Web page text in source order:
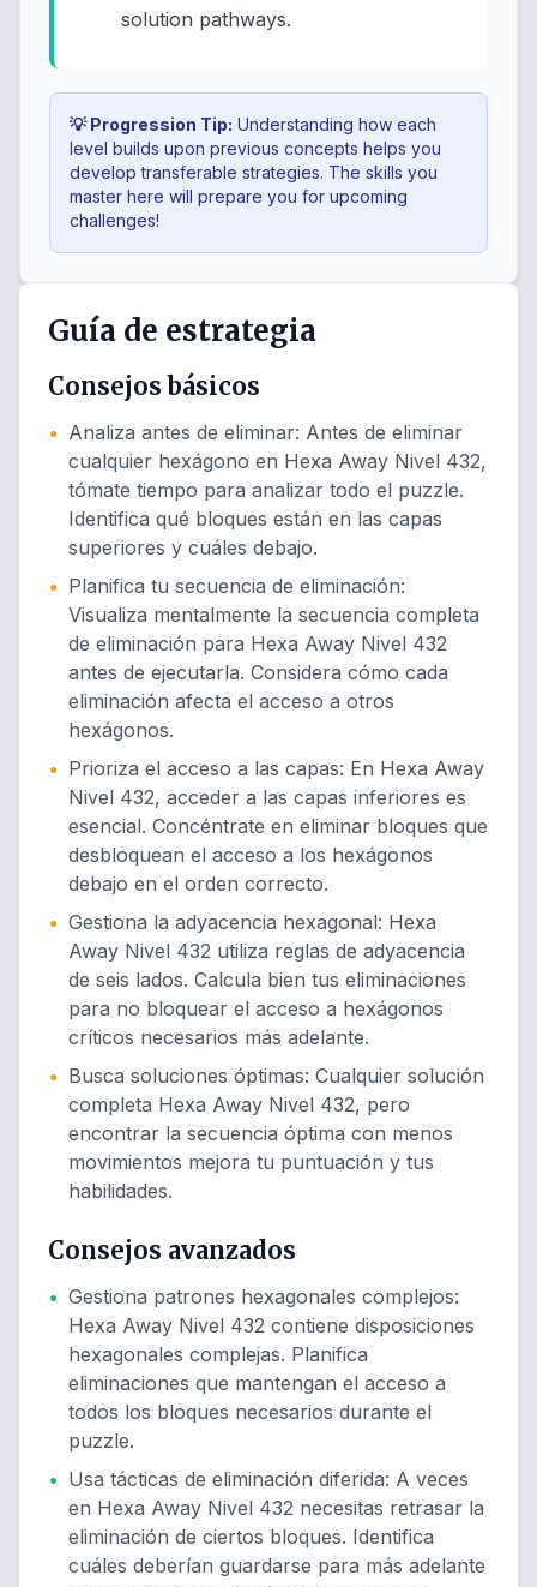
solution pathways.
💡 Progression Tip: Understanding how each
level builds upon previous concepts helps you
develop transferable strategies. The skills you
master here will prepare you for upcoming
challenges!
Guía de estrategia
Consejos básicos
• Analiza antes de eliminar: Antes de eliminar
cualquier hexágono en Hexa Away Nivel 432,
tómate tiempo para analizar todo el puzzle.
Identifica qué bloques están en las capas
superiores y cuáles debajo.
• Planifica tu secuencia de eliminación:
Visualiza mentalmente la secuencia completa
de eliminación para Hexa Away Nivel 432
antes de ejecutarla. Considera cómo cada
eliminación afecta el acceso a otros
hexágonos.
• Prioriza el acceso a las capas: En Hexa Away
Nivel 432, acceder a las capas inferiores es
esencial. Concéntrate en eliminar bloques que
desbloquean el acceso a los hexágonos
debajo en el orden correcto.
• Gestiona la adyacencia hexagonal: Hexa
Away Nivel 432 utiliza reglas de adyacencia
de seis lados. Calcula bien tus eliminaciones
para no bloquear el acceso a hexágonos
críticos necesarios más adelante.
• Busca soluciones óptimas: Cualquier solución
completa Hexa Away Nivel 432, pero
encontrar la secuencia óptima con menos
movimientos mejora tu puntuación y tus
habilidades.
Consejos avanzados
• Gestiona patrones hexagonales complejos:
Hexa Away Nivel 432 contiene disposiciones
hexagonales complejas. Planifica
eliminaciones que mantengan el acceso a
todos los bloques necesarios durante el
puzzle.
• Usa tácticas de eliminación diferida: A veces
en Hexa Away Nivel 432 necesitas retrasar la
eliminación de ciertos bloques. Identifica
cuáles deberían guardarse para más adelante